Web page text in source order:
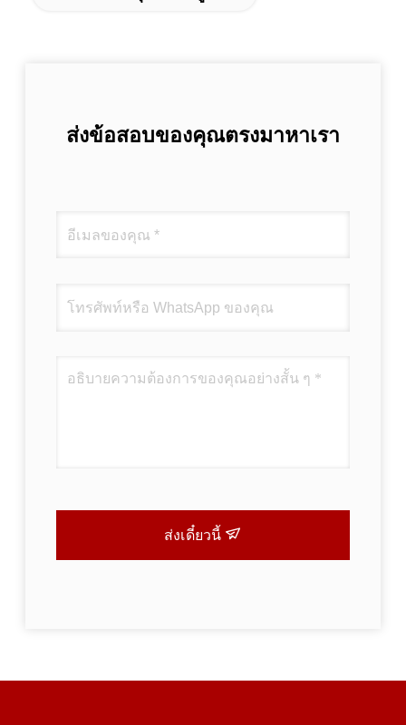
ส่งข้อสอบของคุณตรงมาหาเรา
ส่งเดี๋ยวนี้